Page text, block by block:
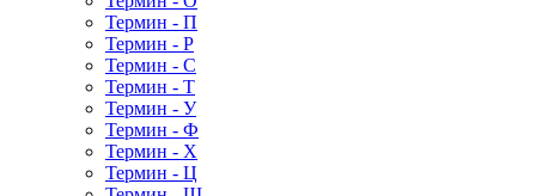
Термин - П
Термин - Р
Термин - С
Термин - Т
Термин - У
Термин - Ф
Термин - Х
Термин - Ц